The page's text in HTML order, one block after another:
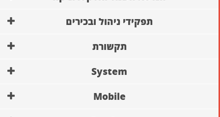
תפקידי ניהול ובכירים
תקשורת
System
Mobile